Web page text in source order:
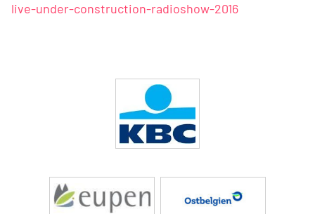
live-under-construction-radioshow-2016